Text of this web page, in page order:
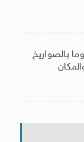
بالصواريخ